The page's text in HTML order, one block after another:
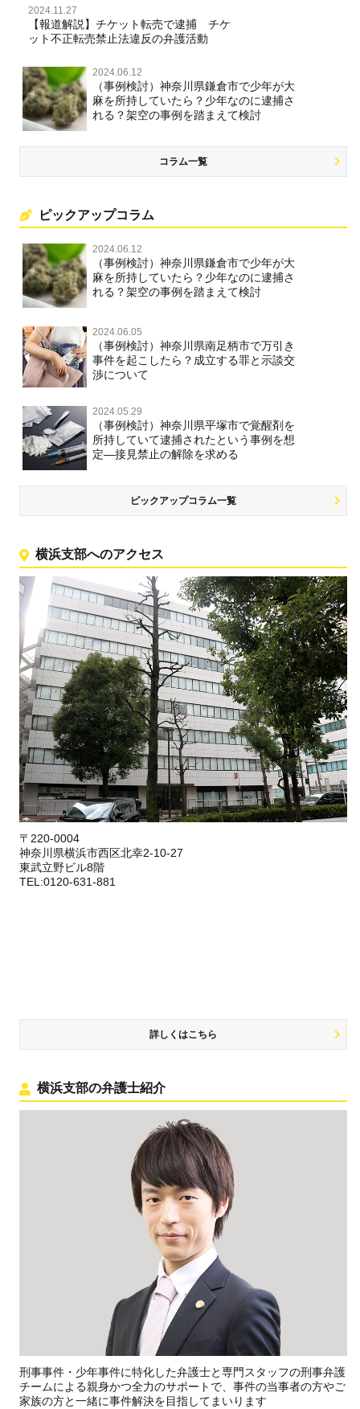
2024.11.27
【報道解説】チケット転売で逮捕 チケ
ット不正転売禁止法違反の弁護活動
2024.06.12
（事例検討）神奈川県鎌倉市で少年が大
麻を所持していたら？少年なのに逮捕さ
れる？架空の事例を踏まえて検討
コラム一覧
ピックアップコラム
2024.06.12
（事例検討）神奈川県鎌倉市で少年が大
麻を所持していたら？少年なのに逮捕さ
れる？架空の事例を踏まえて検討
2024.06.05
（事例検討）神奈川県南足柄市で万引き
事件を起こしたら？成立する罪と示談交
渉について
2024.05.29
（事例検討）神奈川県平塚市で覚醒剤を
所持していて逮捕されたという事例を想
定―接見禁止の解除を求める
ピックアップコラム一覧
横浜支部へのアクセス
〒220-0004
神奈川県横浜市西区北幸2-10-27
東武立野ビル8階
TEL:0120-631-881
詳しくはこちら
横浜支部の弁護士紹介
刑事事件・少年事件に特化した弁護士と専門スタッフの刑事弁護
チームによる親身かつ全力のサポートで、事件の当事者の方やご
家族の方と一緒に事件解決を目指してまいります